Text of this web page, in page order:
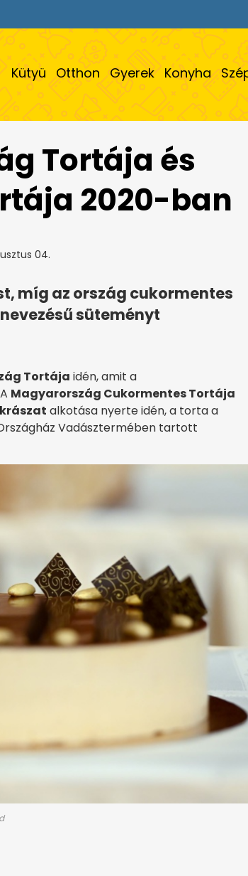
Kütyü Otthon Gyerek Konyha
Tortája és
2020-ban
04.
míg az ország cukormentes
süteményt
Tortája idén, amit a
Magyarország Cukormentes Tortája
alkotása nyerte idén, a torta a
Vadásztermében tartott